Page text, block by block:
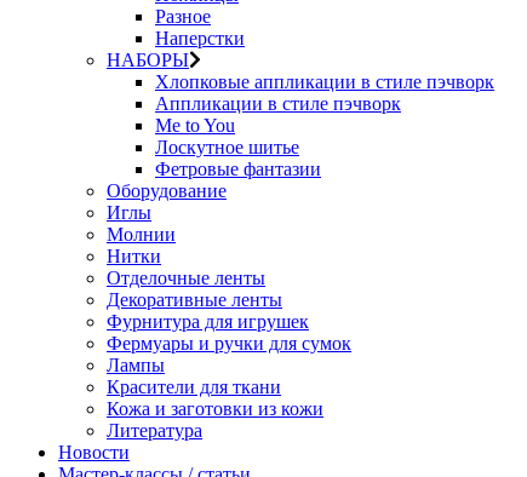
Разное
Наперстки
НАБОРЫ
Хлопковые аппликации в стиле пэчворк
Аппликации в стиле пэчворк
Me to You
Лоскутное шитье
Фетровые фантазии
Оборудование
Иглы
Молнии
Нитки
Отделочные ленты
Декоративные ленты
Фурнитура для игрушек
Фермуары и ручки для сумок
Лампы
Красители для ткани
Кожа и заготовки из кожи
Литература
Новости